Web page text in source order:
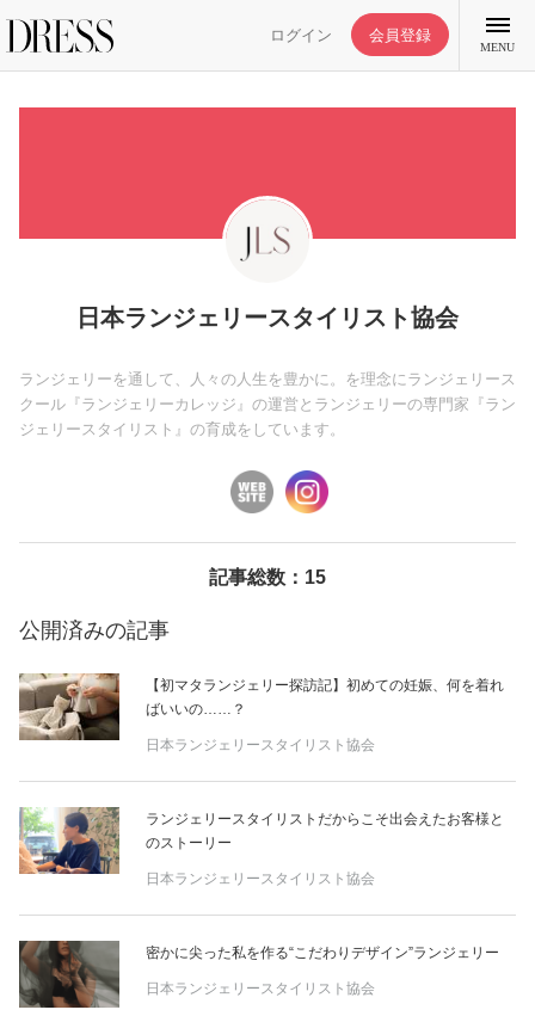
ログイン 会員登録
MENU
ライフスタイル
ファッション
妊娠/出産/家族
グルメ
カルチャー/エンタメ
日本ランジェリースタイリスト協会
ランジェリーを通して、人々の人生を豊かに。を理念にランジェリース
クール『ランジェリーカレッジ』の運営とランジェリーの専門家『ラン
ジェリースタイリスト』の育成をしています。
記事総数：15
公開済みの記事
【初マタランジェリー探訪記】初めての妊娠、何を着れ
ばいいの……？
日本ランジェリースタイリスト協会
ランジェリースタイリストだからこそ出会えたお客様と
のストーリー
日本ランジェリースタイリスト協会
密かに尖った私を作る“こだわりデザイン”ランジェリー
日本ランジェリースタイリスト協会